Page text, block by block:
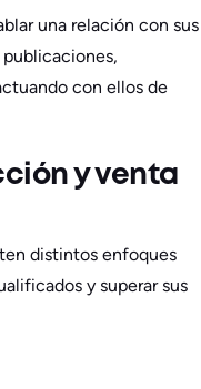
una relación con sus
con ellos de
y venta
distintos enfoques
y superar sus